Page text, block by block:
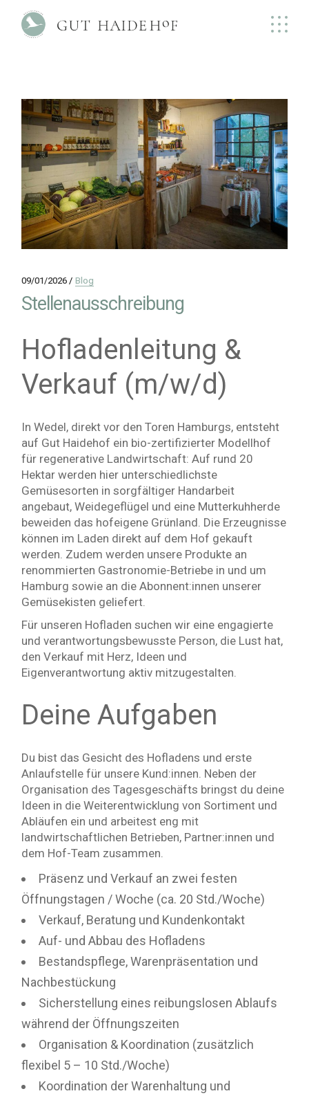
content
09/01/2026 Blog
Stellenausschreibung
Hofladenleitung &
Verkauf (m/w/d)
In Wedel, direkt vor den Toren Hamburgs, entsteht
auf Gut Haidehof ein bio-zertifizierter Modellhof
für regenerative Landwirtschaft: Auf rund 20
Hektar werden hier unterschiedlichste
Gemüsesorten in sorgfältiger Handarbeit
angebaut, Weidegeflügel und eine Mutterkuhherde
beweiden das hofeigene Grünland. Die Erzeugnisse
können im Laden direkt auf dem Hof gekauft
werden. Zudem werden unsere Produkte an
renommierten Gastronomie-Betriebe in und um
Hamburg sowie an die Abonnent:innen unserer
Gemüsekisten geliefert.
Für unseren Hofladen suchen wir eine engagierte
und verantwortungsbewusste Person, die Lust hat,
den Verkauf mit Herz, Ideen und
Eigenverantwortung aktiv mitzugestalten.
Deine Aufgaben
Du bist das Gesicht des Hofladens und erste
Anlaufstelle für unsere Kund:innen. Neben der
Organisation des Tagesgeschäfts bringst du deine
Ideen in die Weiterentwicklung von Sortiment und
Abläufen ein und arbeitest eng mit
landwirtschaftlichen Betrieben, Partner:innen und
dem Hof-Team zusammen.
Präsenz und Verkauf an zwei festen
Öffnungstagen / Woche (ca. 20 Std./Woche)
Verkauf, Beratung und Kundenkontakt
Auf- und Abbau des Hofladens
Bestandspflege, Warenpräsentation und
Nachbestückung
Sicherstellung eines reibungslosen Ablaufs
während der Öffnungszeiten
Organisation & Koordination (zusätzlich
flexibel 5 – 10 Std./Woche)
Koordination der Warenhaltung und